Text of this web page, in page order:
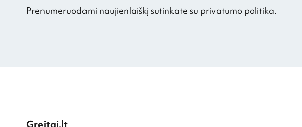
Prenumeruodami naujienlaiškį sutinkate su privatumo politika.